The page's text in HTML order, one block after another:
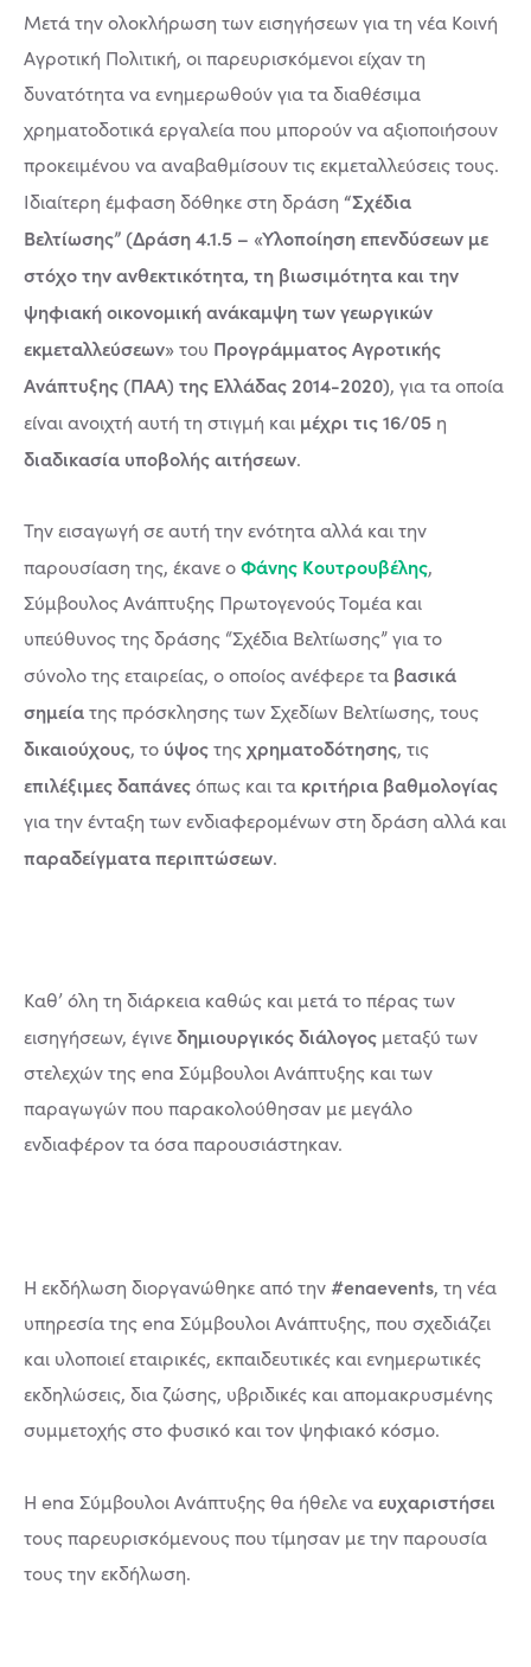
Μετά την ολοκλήρωση των εισηγήσεων για τη νέα Κοινή
Αγροτική Πολιτική, οι παρευρισκόμενοι είχαν τη
δυνατότητα να ενημερωθούν για τα διαθέσιμα
χρηματοδοτικά εργαλεία που μπορούν να αξιοποιήσουν
προκειμένου να αναβαθμίσουν τις εκμεταλλεύσεις τους.
Ιδιαίτερη έμφαση δόθηκε στη δράση “Σχέδια
Βελτίωσης” (Δράση 4.1.5 – «Υλοποίηση επενδύσεων με
στόχο την ανθεκτικότητα, τη βιωσιμότητα και την
ψηφιακή οικονομική ανάκαμψη των γεωργικών
εκμεταλλεύσεων»του Προγράμματος Αγροτικής
Ανάπτυξης (ΠΑΑ) της Ελλάδας 2014-2020), για τα οποία
είναι ανοιχτή αυτή τη στιγμή και μέχρι τις 16/05 η
διαδικασία υποβολής αιτήσεων.
Την εισαγωγή σε αυτή την ενότητα αλλά και την
παρουσίαση της, έκανε οΦάνης Κουτρουβέλης,
Σύμβουλος Ανάπτυξης Πρωτογενούς Τομέα και
υπεύθυνος της δράσης “Σχέδια Βελτίωσης” για το
σύνολο της εταιρείας, ο οποίος ανέφερε τα βασικά
σημείατης πρόσκλησης των Σχεδίων Βελτίωσης, τους
δικαιούχους, το ύψοςτηςχρηματοδότησης, τις
επιλέξιμες δαπάνεςόπως και τα κριτήρια βαθμολογίας
για την ένταξη των ενδιαφερομένων στη δράση αλλά και
παραδείγματα περιπτώσεων.
Καθ’ όλη τη διάρκεια καθώς και μετά το πέρας των
εισηγήσεων, έγινεδημιουργικός διάλογος μεταξύ των
στελεχών της ena Σύμβουλοι Ανάπτυξης και των
παραγωγών που παρακολούθησαν με μεγάλο
ενδιαφέρον τα όσα παρουσιάστηκαν.
H εκδήλωση διοργανώθηκε από την#enaevents, τη νέα
υπηρεσία της ena Σύμβουλοι Ανάπτυξης, που σχεδιάζει
και υλοποιεί εταιρικές, εκπαιδευτικές και ενημερωτικές
εκδηλώσεις, δια ζώσης, υβριδικές και απομακρυσμένης
συμμετοχής στο φυσικό και τον ψηφιακό κόσμο.
Η ena Σύμβουλοι Ανάπτυξης θα ήθελε ναευχαριστήσει
τους παρευρισκόμενους που τίμησαν με την παρουσία
τους την εκδήλωση.